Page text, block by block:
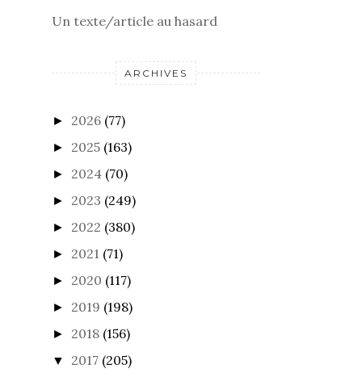
Un texte/article au hasard
ARCHIVES
► 2026 (77)
► 2025 (163)
► 2024 (70)
► 2023 (249)
► 2022 (380)
► 2021 (71)
► 2020 (117)
► 2019 (198)
► 2018 (156)
▼ 2017 (205)